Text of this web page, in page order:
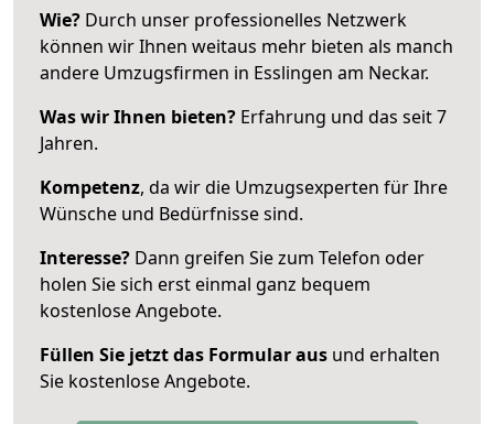
Wie? Durch unser professionelles Netzwerk
können wir Ihnen weitaus mehr bieten als manch
andere Umzugsfirmen in Esslingen am Neckar.
Was wir Ihnen bieten? Erfahrung und das seit 7
Jahren.
Kompetenz, da wir die Umzugsexperten für Ihre
Wünsche und Bedürfnisse sind.
Interesse? Dann greifen Sie zum Telefon oder
holen Sie sich erst einmal ganz bequem
kostenlose Angebote.
Füllen Sie jetzt das Formular aus und erhalten
Sie kostenlose Angebote.